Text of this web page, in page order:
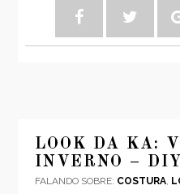
LOOK DA KA:
INVERNO – DIY
FALANDO SOBRE: COSTURA,